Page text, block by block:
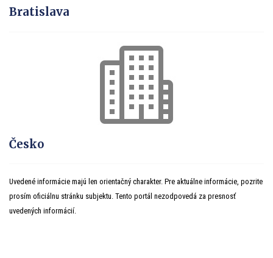
Bratislava
Česko
Uvedené informácie majú len orientačný charakter. Pre aktuálne informácie, pozrite
prosím oficiálnu stránku subjektu. Tento portál nezodpovedá za presnosť
uvedených informácií.